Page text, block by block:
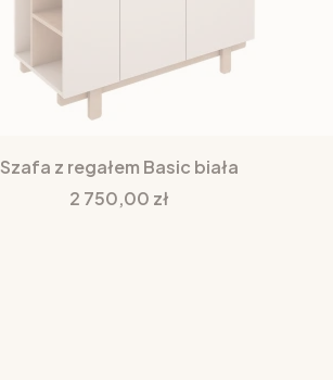
Szafa z regałem Basic biała
Cena
2 750,00 zł